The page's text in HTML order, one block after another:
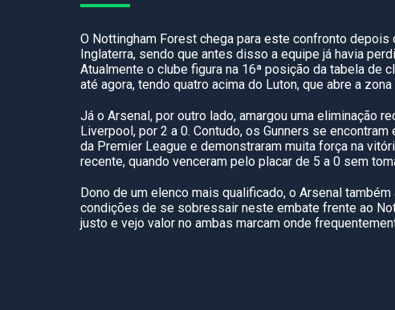
O Nottingham Forest chega para este confronto
Inglaterra, sendo que antes disso a equipe já havia
Atualmente o clube figura na 16ª posição da tabela
até agora, tendo quatro acima do Luton, que abre a
Já o Arsenal, por outro lado, amargou uma eliminação
Liverpool, por 2 a 0. Contudo, os Gunners se
da Premier League e demonstraram muita força na
recente, quando venceram pelo placar de 5 a 0 sem
Dono de um elenco mais qualificado, o Arsenal
condições de se sobressair neste embate frente ao
justo e vejo valor no ambas marcam onde